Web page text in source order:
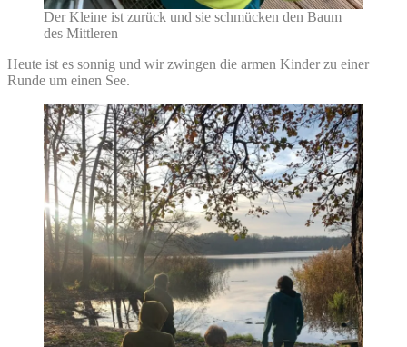
Der Kleine ist zurück und sie schmücken den Baum
des Mittleren
Heute ist es sonnig und wir zwingen die armen Kinder zu einer
Runde um einen See.